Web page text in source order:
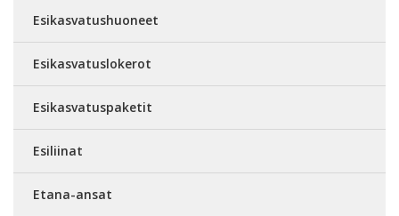
Esikasvatushuoneet
Esikasvatuslokerot
Esikasvatuspaketit
Esiliinat
Etana-ansat